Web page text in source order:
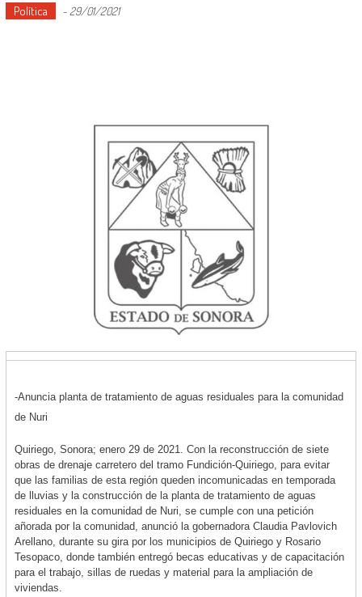
Política - 29/01/2021
-Anuncia planta de tratamiento de aguas residuales para la comunidad
de Nuri
Quiriego, Sonora; enero 29 de 2021. Con la reconstrucción de siete
obras de drenaje carretero del tramo Fundición-Quiriego, para evitar
que las familias de esta región queden incomunicadas en temporada
de lluvias y la construcción de la planta de tratamiento de aguas
residuales en la comunidad de Nuri, se cumple con una petición
añorada por la comunidad, anunció la gobernadora Claudia Pavlovich
Arellano, durante su gira por los municipios de Quiriego y Rosario
Tesopaco, donde también entregó becas educativas y de capacitación
para el trabajo, sillas de ruedas y material para la ampliación de
viviendas.